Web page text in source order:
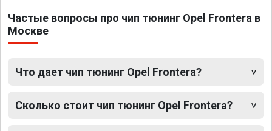
Частые вопросы про чип тюнинг Opel Frontera в
Москве
Что дает чип тюнинг Opel Frontera?
Сколько стоит чип тюнинг Opel Frontera?